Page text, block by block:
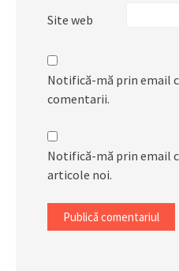
Site web
Notifică-mă prin email
comentarii.
Notifică-mă prin email
articole noi.